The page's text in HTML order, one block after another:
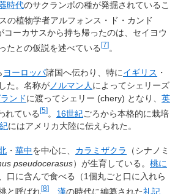
時代のサクランボの種が発掘されているこ
の植物学者アルフォンス・ド・カンド
コーカサスから持ち帰ったのは、セイヨウ
たとの仮説を述べている [7] 。
ヨーロッパ諸国へ伝わり、特にイギリス ・
た。名称が ノルマン人 によってシェリーズ
ンドに渡ってシェリー (chery) となり、 英
れている[5]。 16世紀ごろから本格的に栽培
にはアメリカ大陸に伝えられた。
・ 華中を中心に、 カラミザクラ
（シナノミ
pseudocerasus）が生育している。 桃に
口に含んで食べる（1個丸ごと口に入れら
と呼ばれ[8] 漢の時代に編纂された礼記